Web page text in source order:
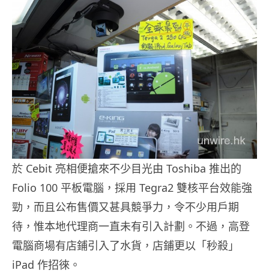
於 Cebit 亮相便搶來不少目光由 Toshiba 推出的
Folio 100 平板電腦，採用 Tegra2 雙核平台效能強
勁，而且公布售價又甚具競爭力，令不少用戶期
待，惟本地代理商一直未有引入計劃。不過，高登
電腦商場有店鋪引入了水貨，店鋪更以「秒殺」
iPad 作招徠。